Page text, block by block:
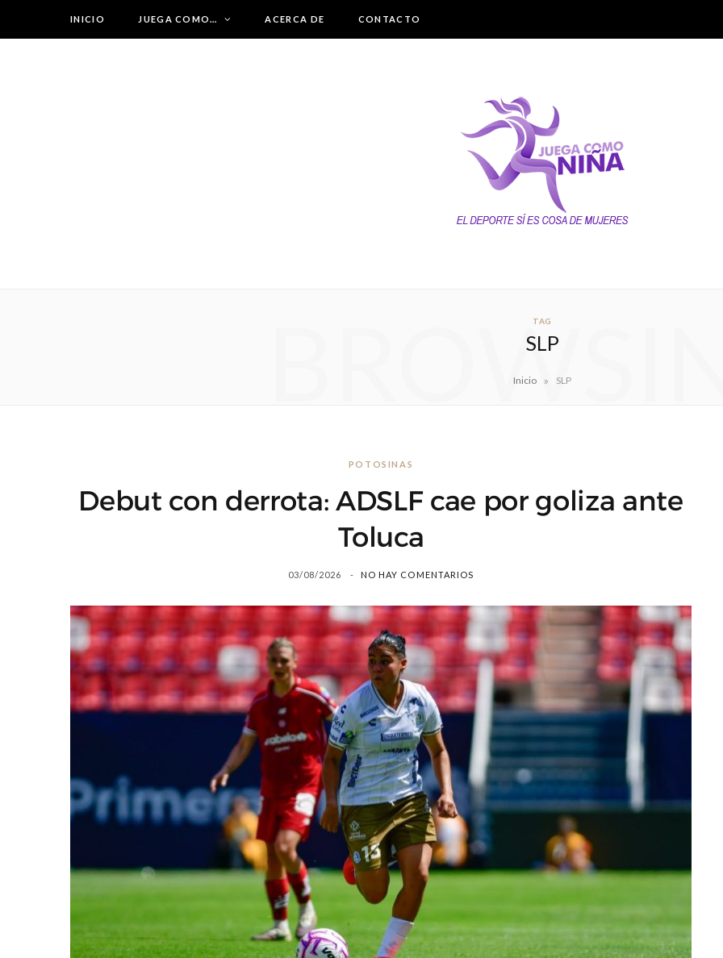
INICIO JUEGA COMO… ACERCA DE CONTACTO
TAG
SLP
Inicio » SLP
POTOSINAS
Debut con derrota: ADSLF cae por goliza ante
Toluca
03/08/2026 NO HAY COMENTARIOS